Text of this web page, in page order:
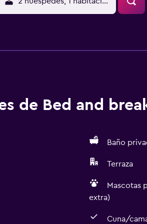
de Bed and
Baño
Terraza
Mascotas
extra)
Cuna/